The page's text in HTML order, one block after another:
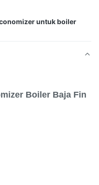
untuk boiler
Boiler Baja Fin